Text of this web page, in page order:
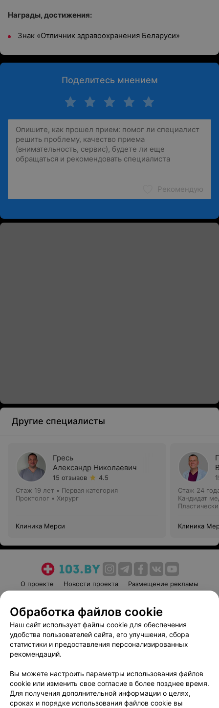
Награды, достижения:
Знак «Отличник здравоохранения Беларуси»
Поделитесь мнением
Рекомендую
Другие специалисты
Гресь
Александр Николаевич
15 отзывов
4.5
Стаж 19 лет • Первая категория
Проктолог • Хирург
Клиника Мерси
Стаж 24
Кандидат
Клиника
О проекте Новости проекта
Размещение рекламы
Пользовательское соглашение
Способы оплаты
Вакансии
Партнеры
Написать руководителю 103.by
Обработка персональных данных
Обработка файлов cookie
Наш сайт использует файлы cookie для обеспечения
удобства пользователей сайта, его улучшения, сбора
статистики и предоставления персонализированных
рекомендаций.
Вы можете настроить параметры использования файлов
cookie или изменить свое согласие в более позднее время.
Для получения дополнительной информации о целях,
сроках и порядке использования файлов cookie вы